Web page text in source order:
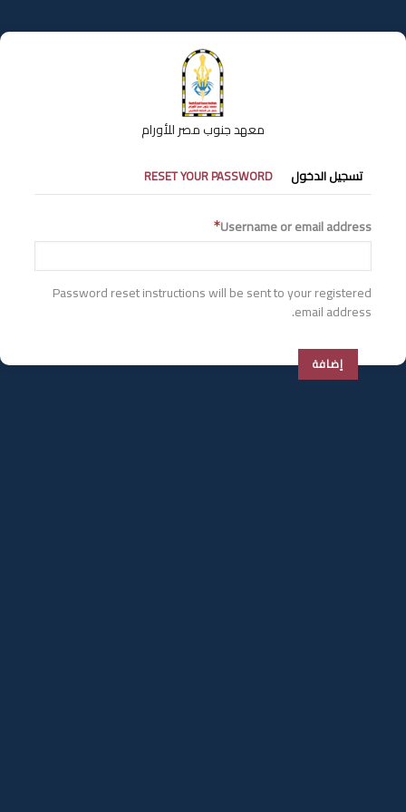
إلى
المحتوى
معهد جنوب مصر للأورام
التبويبات
الأساسية
تسجيل الدخول RESET YOUR PASSWORD
Username or email address
Password reset instructions will be sent to your registered
email address.